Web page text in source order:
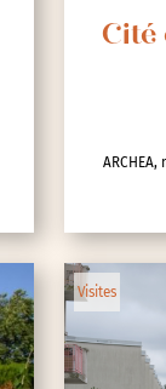
Cité
Visites